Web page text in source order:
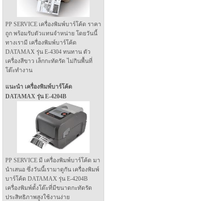
PP SERVICE เครื่องพิมพ์บาร์โค้ด ราคา
ถูก พร้อมรับตัวแทนจำหน่าย โดยวันนี้
ทางเรามี เครื่องพิมพ์บาร์โค้ด
DATAMAX รุ่น E-4304 ทนทาน ตัว
เครื่องสีขาว เล็กกะทัดรัด ไม่กินพื้นที่
โต๊ะทำงาน
แนะนำ เครื่องพิมพ์บาร์โค้ด
DATAMAX รุ่น E-4204B
PP SERVICE มี เครื่องพิมพ์บาร์โค้ด มา
นำเสนอ ซึ่งวันนี้เรามาดูกัน เครื่องพิมพ์
บาร์โค้ด DATAMAX รุ่น E-4204B
เครื่องพิมพ์ตั้งโต๊ะที่มีขนาดกะทัดรัด
ประสิทธิภาพสูงใช้งานง่าย